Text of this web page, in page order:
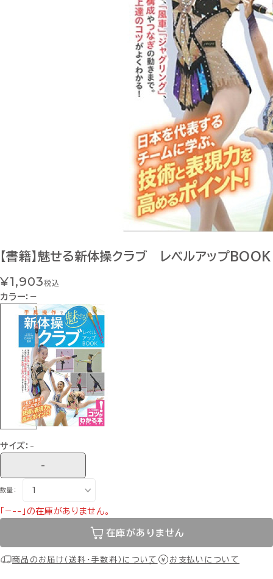
【書籍】魅せる新体操クラブ レベルアップBOOK
¥1,903税込
カラー： −
サイズ： -
-
数量：
「−--」の在庫がありません。
在庫がありません
商品のお届け（送料・手数料）について お支払いについて